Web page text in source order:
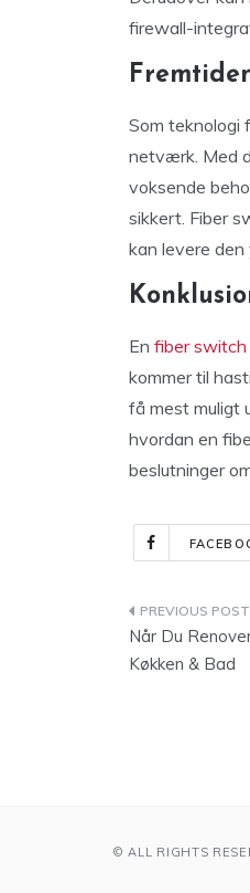
firewall-
Som teknologi
netværk. Med
voksende
sikkert. Fiber
kan levere
En fiber switch
kommer til
få mest muligt
hvordan en
beslutninger
Når Du
Køkken & Bad
© ALL RIGHTS